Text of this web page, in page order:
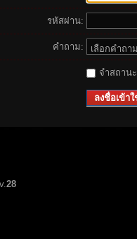
รหัสผ่าน:
คำถาม:
จำสถาน
ลงชื่อเข้าใ
28